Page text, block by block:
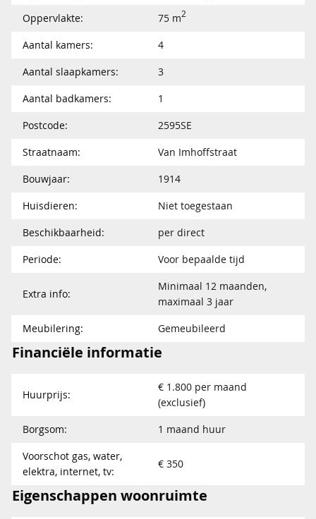
Oppervlakte:
75 m2
Aantal kamers:
4
Aantal slaapkamers:
3
Aantal badkamers:
1
Postcode:
2595SE
Straatnaam:
Van Imhoffstraat
Bouwjaar:
1914
Huisdieren:
Niet toegestaan
Beschikbaarheid:
per direct
Periode:
Voor bepaalde tijd
Extra info:
Minimaal 12 maanden,
maximaal 3 jaar
Meubilering:
Gemeubileerd
Financiële informatie
Huurprijs:
€ 1.800 per maand
(exclusief)
Borgsom:
1 maand huur
Voorschot gas, water,
elektra, internet, tv:
€ 350
Eigenschappen woonruimte